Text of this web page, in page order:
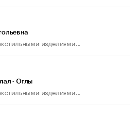
изделиями...
- Оглы
изделиями...